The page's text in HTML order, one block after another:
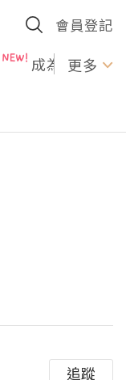
會員登記
成為U更多
追蹤